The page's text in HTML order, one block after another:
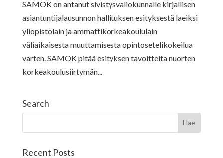
SAMOK on antanut sivistysvaliokunnalle kirjallisen
asiantuntijalausunnon hallituksen esityksestä laeiksi
yliopistolain ja ammattikorkeakoululain
väliaikaisesta muuttamisesta opintosetelikokeilua
varten. SAMOK pitää esityksen tavoitteita nuorten
korkeakoulusiirtymän...
Search
Recent Posts